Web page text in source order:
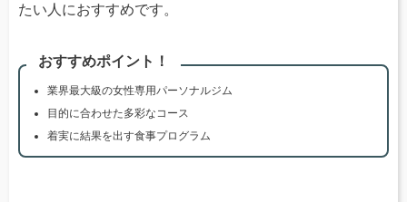
たい人におすすめです。
おすすめポイント！
業界最大級の女性専用パーソナルジム
目的に合わせた多彩なコース
着実に結果を出す食事プログラム